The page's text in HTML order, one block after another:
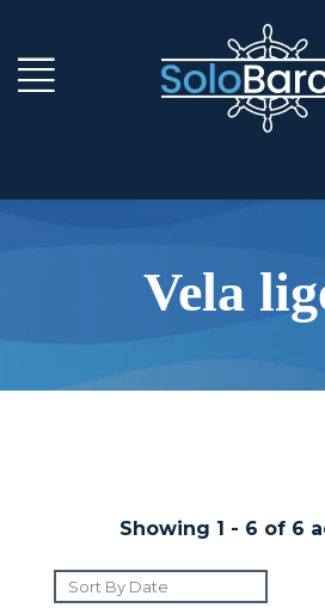
Vela
Showing 1 - 6 of 6